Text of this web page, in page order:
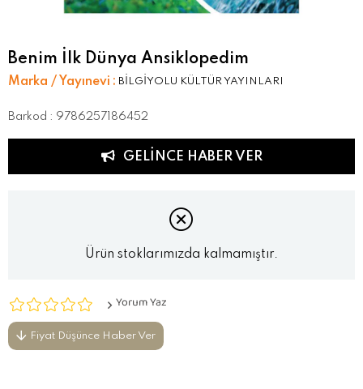
Benim İlk Dünya Ansiklopedim
Marka / Yayınevi : BİLGİYOLU KÜLTÜR YAYINLARI
Barkod : 9786257186452
GELINCE HABER VER
Ürün stoklarımızda kalmamıştır.
Yorum Yaz
Fiyat Düşünce Haber Ver